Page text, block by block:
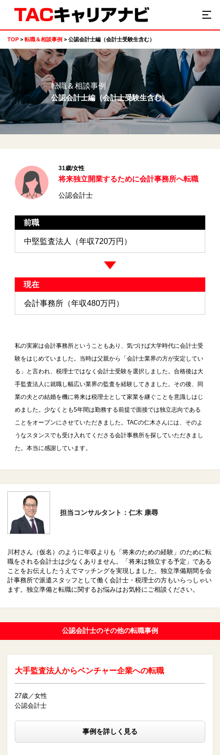
TOP 転職＆相談事例 公認会計士編（会計士受験生含む）
転職＆相談事例
公認会計士編（会計士受験生含む）
31歳/女性
将来独立開業するために会計事務所へ転職
公認会計士
前職
中堅監査法人（年収720万円）
現在
会計事務所（年収480万円）
私の実家は会計事務所ということもあり、気づけば大学時代に会計士受
験をはじめていました。当時は父親から「会計士業界の方が安定してい
る」と言われ、税理士ではなく会計士受験を選択しました。合格後は大
手監査法人に就職し幅広い業界の監査を経験してきました。その後、同
業の夫との結婚を機に将来は税理士として家業を継ぐことを意識しはじ
めました。少なくとも5年間は勤務する前提で面接では独立志向である
ことをオープンにさせていただきました。TACの仁木さんには、そのよ
うなスタンスでも受け入れてくださる会計事務所を探していただきまし
た。本当に感謝しています。
担当コンサルタント：仁木 康尋
川村さん（仮名）のように年収よりも「将来のための経験」のために転
職をされる会計士は少なくありません。「将来は独立する予定」である
ことをお伝えしたうえでマッチングを実現しました。独立準備期間を会
計事務所で派遣スタッフとして働く会計士・税理士の方もいらっしゃい
ます。独立準備と転職に関するお悩みはお気軽にご相談ください。
公認会計士のその他の転職事例
大手監査法人からベンチャー企業への転職
27歳／女性
公認会計士
事例を詳しく見る